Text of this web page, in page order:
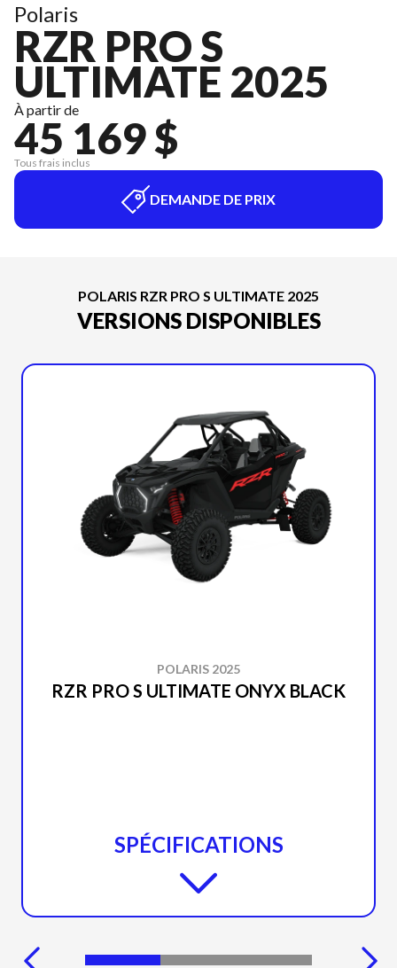
Polaris
RZR PRO S
ULTIMATE 2025
À partir de
45 169 $
Tous frais inclus
DEMANDE DE PRIX
POLARIS RZR PRO S ULTIMATE 2025
VERSIONS DISPONIBLES
POLARIS 2025
RZR PRO S ULTIMATE ONYX BLACK
SPÉCIFICATIONS